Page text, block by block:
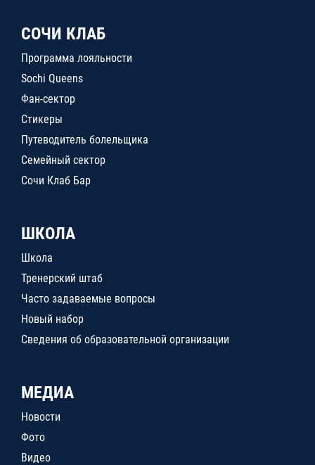
СОЧИ КЛАБ
Программа лояльности
Sochi Queens
Фан-сектор
Стикеры
Путеводитель болельщика
Семейный сектор
Сочи Клаб Бар
ШКОЛА
Школа
Тренерский штаб
Часто задаваемые вопросы
Новый набор
Сведения об образовательной организации
МЕДИА
Новости
Фото
Видео